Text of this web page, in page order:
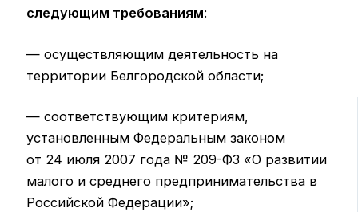
следующим требованиям:
— осуществляющим деятельность на
территории Белгородской области;
— соответствующим критериям,
установленным Федеральным законом
от 24 июля 2007 года № 209-ФЗ «О развитии
малого и среднего предпринимательства в
Российской Федерации»;